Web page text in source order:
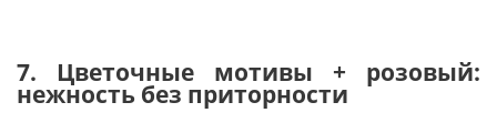
7. Цветочные мотивы + розовый:
нежность без приторности